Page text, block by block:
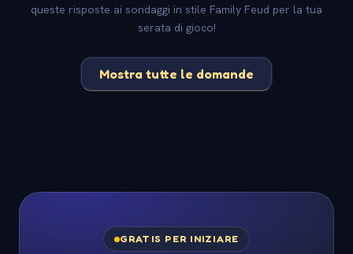
queste risposte ai sondaggi in stile Family Feud per la tua
serata di gioco!
Mostra tutte le domande
GRATIS PER INIZIARE